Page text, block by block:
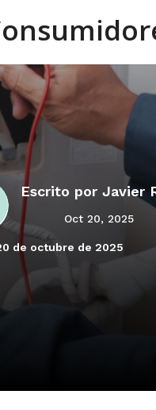
Escrito porJavier
Oct 20, 2025
de octubre de 2025